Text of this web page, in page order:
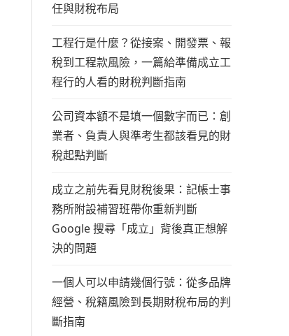
任與財稅布局
工程行是什麼？從接案、開發票、報
稅到工程款風險，一篇給準備成立工
程行的人看的財稅判斷指南
公司資本額不是填一個數字而已：創
業者、負責人與準考生都該看見的財
稅起點判斷
成立之前先看見財稅後果：記帳士事
務所附設補習班帶你重新判斷
Google 搜尋「成立」背後真正想解
決的問題
一個人可以申請幾個行號：從多品牌
經營、稅籍風險到長期財稅布局的判
斷指南